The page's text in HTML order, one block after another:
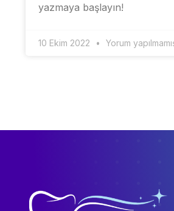
yazmaya başlayın!
10 Ekim 2022 Yorum